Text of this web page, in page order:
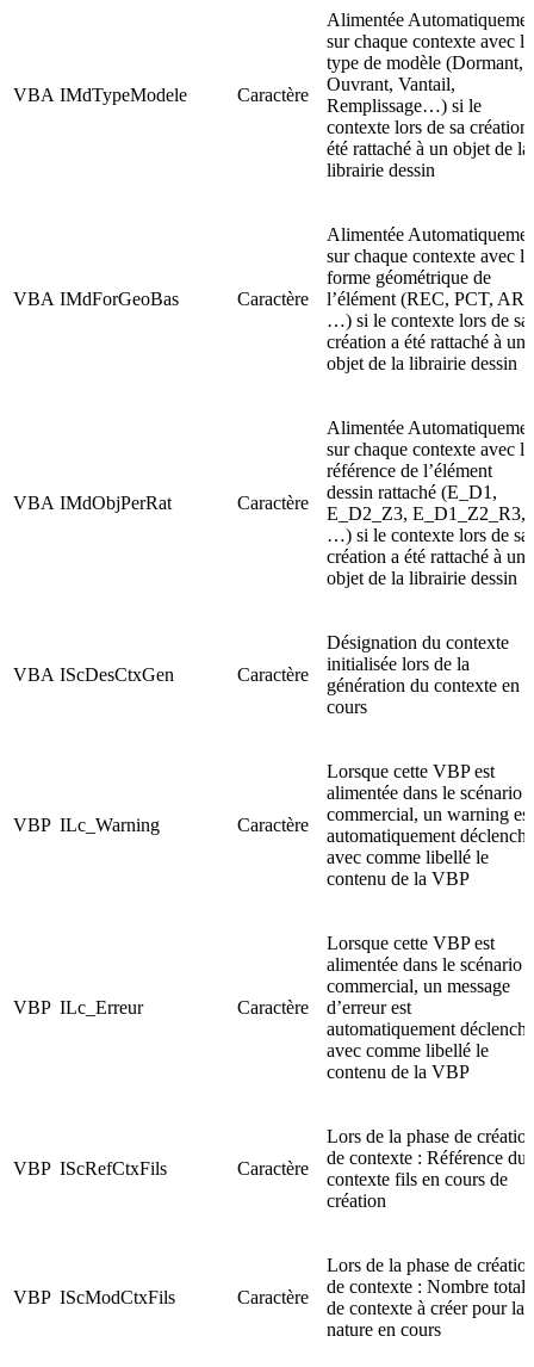
VBA IMdTypeModele Caractère
Alimentée
sur chaque contexte avec le
type de modèle (Dormant,
Ouvrant, Vantail,
Remplissage…) si le
contexte lors de sa création
été rattaché à un objet de la
librairie dessin
VBA IMdForGeoBas Caractère
Alimentée
sur chaque contexte avec la
forme géométrique de
l’élément (REC, PCT,
…) si le contexte lors de sa
création a été rattaché à un
objet de la librairie dessin
VBA IMdObjPerRat Caractère
Alimentée
sur chaque contexte avec la
référence de l’élément
dessin rattaché (E_D1,
E_D2_Z3, E_D1_Z2_R3,
…) si le contexte lors de sa
création a été rattaché à un
objet de la librairie dessin
VBA IScDesCtxGen Caractère
Désignation du contexte
initialisée lors de la
génération du contexte en
cours
VBP ILc_Warning Caractère
Lorsque cette VBP est
alimentée dans le scénario
commercial, un warning est
automatiquement déclenché
avec comme libellé le
contenu de la VBP
VBP ILc_Erreur Caractère
Lorsque cette VBP est
alimentée dans le scénario
commercial, un message
d’erreur est
automatiquement déclenché
avec comme libellé le
contenu de la VBP
VBP IScRefCtxFils Caractère
Lors de la phase de
de contexte : Référence du
contexte fils en cours de
création
VBP IScModCtxFils Caractère
Lors de la phase de
de contexte : Nombre total
de contexte à créer pour la
nature en cours